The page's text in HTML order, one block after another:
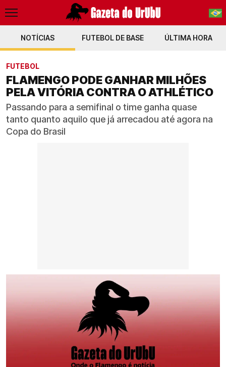
PT-BR
NOTÍCIAS FUTEBOL DE BASE ÚLTIMA HORA
FUTEBOL
FLAMENGO PODE GANHAR MILHÕES
PELA VITÓRIA CONTRA O ATHLÉTICO
Passando para a semifinal o time ganha quase
tanto quanto aquilo que já arrecadou até agora na
Copa do Brasil